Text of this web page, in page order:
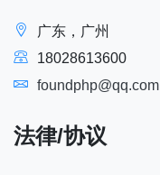
广东，广州
18028613600
foundphp@qq.com
法律/协议